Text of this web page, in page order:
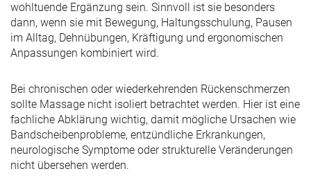
wohltuende Ergänzung sein. Sinnvoll ist sie besonders
dann, wenn sie mit Bewegung, Haltungsschulung, Pausen
im Alltag, Dehnübungen, Kräftigung und ergonomischen
Anpassungen kombiniert wird.
Bei chronischen oder wiederkehrenden Rückenschmerzen
sollte Massage nicht isoliert betrachtet werden. Hier ist eine
fachliche Abklärung wichtig, damit mögliche Ursachen wie
Bandscheibenprobleme, entzündliche Erkrankungen,
neurologische Symptome oder strukturelle Veränderungen
nicht übersehen werden.